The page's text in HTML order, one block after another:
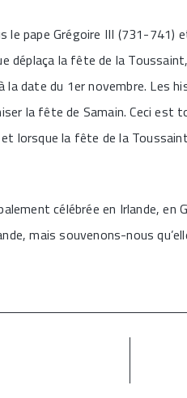
le pape Grégoire III (731-741)
déplaça la fête de la
la date du 1er novembre. Les
la fête de Samain. Ceci est
lorsque la fête de la
célébrée en Irlande,
mais souvenons-nous